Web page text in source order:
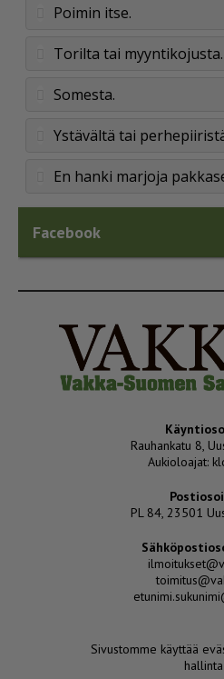
Poimin itse.
Torilta tai myyntikojusta.
Somesta.
Ystävältä tai
En hanki marjoja
Facebook
Rauhankatu 8,
Aukioloajat:
PL 84, 23501
Sivustomme käyttää
hallinta